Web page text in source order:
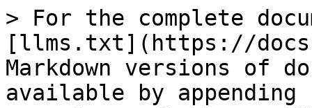
> For the complete
[llms.txt](https://
Markdown versions of
available by